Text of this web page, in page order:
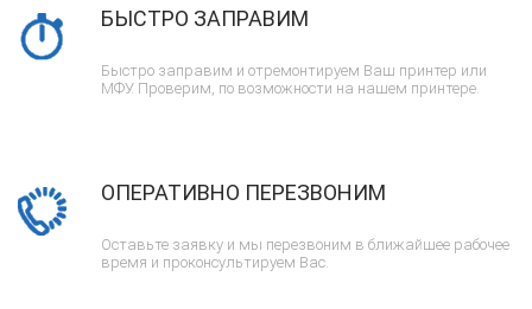
БЫСТРО ЗАПРАВИМ
Быстро заправим и отремонтируем Ваш принтер или
МФУ. Проверим, по возможности на нашем принтере.
ОПЕРАТИВНО ПЕРЕЗВОНИМ
Оставьте заявку и мы перезвоним в ближайшее рабочее
время и проконсультируем Вас.